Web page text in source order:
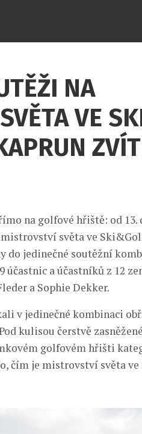
NA
VE
na golfové hřiště: od 13.
světa ve
do jedinečné soutěžní
účastnic a účastníků z 12
a Sophie Dekker.
v jedinečné kombinaci
kulisou čerstvě
golfovém hřišti
čím je mistrovství světa